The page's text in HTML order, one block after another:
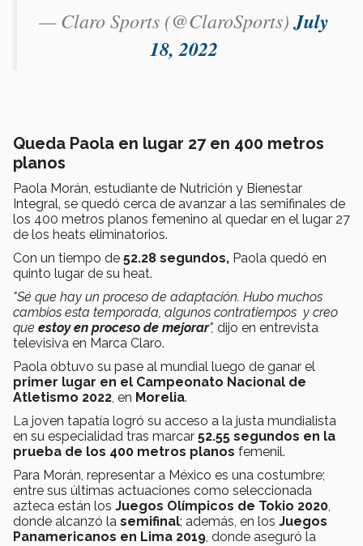
— Claro Sports (@ClaroSports)July
18, 2022
Queda Paola en lugar 27 en 400 metros
planos
Paola Morán, estudiante de Nutrición y Bienestar
Integral, se quedó cerca de avanzar a las semifinales de
los 400 metros planos femenino al quedar en el lugar 27
de los heats eliminatorios.
Con un tiempo de 52.28 segundos, Paola quedó en
quinto lugar de su heat.
"Sé que hay un proceso de adaptación. Hubo muchos
cambios esta temporada, algunos contratiempos y creo
que estoy en proceso de mejorar", dijo en entrevista
televisiva en Marca Claro.
Paola obtuvo su pase al mundial luego de ganar el
primer lugar en el Campeonato Nacional de
Atletismo 2022 , en Morelia.
La joven tapatía logró su acceso a la justa mundialista
en su especialidad tras marcar 52.55 segundos en la
prueba de los 400 metros planos femenil.
Para Morán, representar a México es una costumbre;
entre sus últimas actuaciones como seleccionada
azteca están los Juegos Olímpicos de Tokio 2020
donde alcanzó la semifinal; además, en los Juegos
Panamericanos en Lima 2019 , donde aseguró la